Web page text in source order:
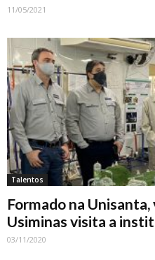
11/05/2021
Talentos
Formado na
Usiminas visita a
03/11/2020